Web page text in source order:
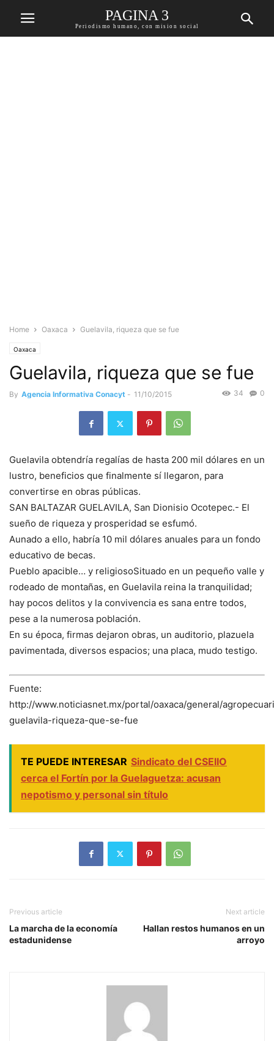
PAGINA 3
Periodismo humano, con mision social
Home Oaxaca Guelavila, riqueza que se fue
Oaxaca
Guelavila, riqueza que se fue
By Agencia Informativa Conacyt - 11/10/2015 0
34
Guelavila obtendría regalías de hasta 200 mil dólares en un
lustro, beneficios que finalmente sí llegaron, para
convertirse en obras públicas.
SAN BALTAZAR GUELAVILA, San Dionisio Ocotepec.- El
sueño de riqueza y prosperidad se esfumó.
Aunado a ello, habría 10 mil dólares anuales para un fondo
educativo de becas.
Pueblo apacible… y religiosoSituado en un pequeño valle y
rodeado de montañas, en Guelavila reina la tranquilidad;
hay pocos delitos y la convivencia es sana entre todos,
pese a la numerosa población.
En su época, firmas dejaron obras, un auditorio, plazuela
pavimentada, diversos espacios; una placa, mudo testigo.
Fuente:
http://www.noticiasnet.mx/portal/oaxaca/general/
guelavila-riqueza-que-se-fue
TE PUEDE INTERESAR Sindicato del CSEIIO
cerca el Fortín por la Guelaguetza: acusan
nepotismo y personal sin título
Previous article
La marcha de la economía
estadunidense
Next article
Hallan restos humanos en un
arroyo